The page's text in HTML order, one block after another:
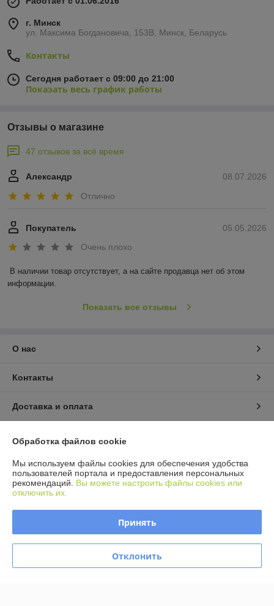
г. Минск
ул. Максима Богдановича, 153В, Минск, Беларусь
Контакты
Сегодня работает с 09:00 до 21:00
Показать весь график работы
Отзывы о магазине
47 отзывов за всё время
08.07.2026
Александр
Отлично
05.05.2026
Покупатель
Очень плохо
В наличии товар отсутствует, а на сайте продавца нет об этом
информации.
Показать все отзывы
О нас
Контакты
Доставка и оплата
Полная версия сайта
Политика обработки cookies
Сайт создан на платформе Deal.by
Обработка файлов cookie
Мы используем файлы cookies для обеспечения удобства
пользователей портала и предоставления персональных
рекомендаций. Вы можете настроить файлы cookies или
отключить их.
Принять
Отклонить